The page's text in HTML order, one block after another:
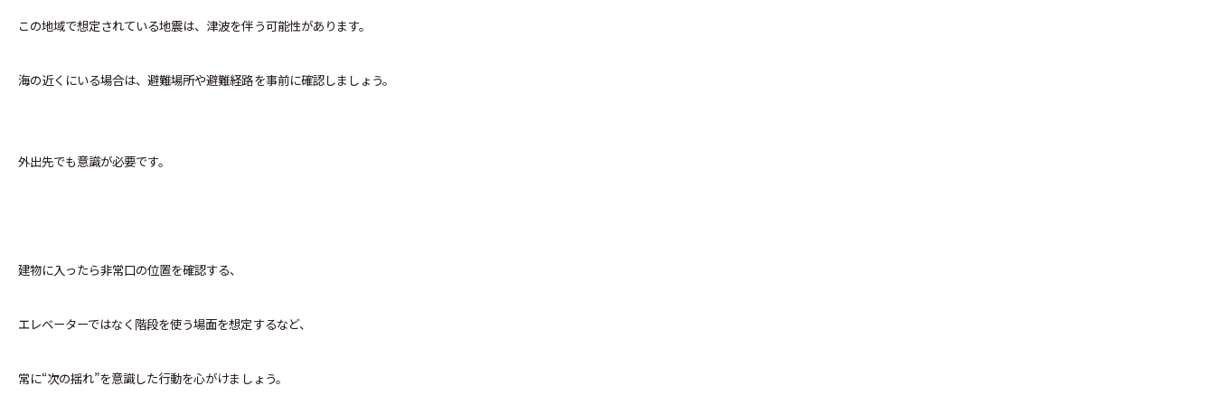
この地域で想定されている地震は、津波を伴う可能性があります。
海の近くにいる場合は、避難場所や避難経路を事前に確認しましょう。
外出先でも意識が必要です。
建物に入ったら非常口の位置を確認する、
エレベーターではなく階段を使う場面を想定するなど、
常に“次の揺れ”を意識した行動を心がけましょう。